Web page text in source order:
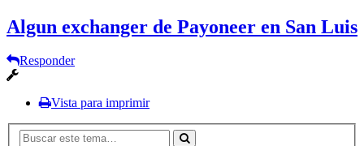
Algun exchanger de Payoneer en San Luis
Responder
Vista para imprimir